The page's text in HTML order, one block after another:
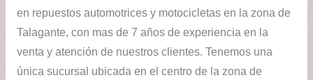
en repuestos automotrices y motocicletas en la zona de
Talagante, con mas de 7 años de experiencia en la
venta y atención de nuestros clientes. Tenemos una
única sucursal ubicada en el centro de la zona de